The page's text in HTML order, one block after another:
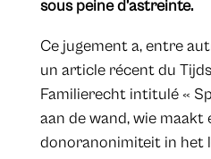
sous peine d’astreinte.
Ce jugement a, entre
un article récent du
Familierecht intitulé «
aan de wand, wie maakt
donoranonimiteit in het